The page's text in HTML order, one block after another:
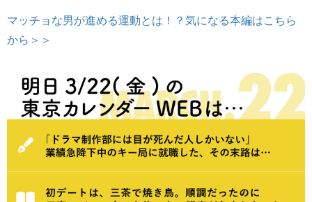
マッチョな男が進める運動とは！？気になる本編はこちら
から＞＞